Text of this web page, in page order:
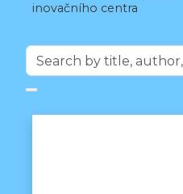
inovačního centra